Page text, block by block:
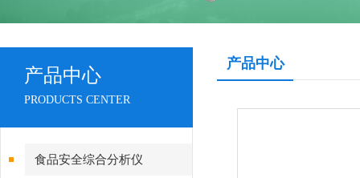
产品中心
PRODUCTS CENTER
食品安全综合分析仪
产品中心